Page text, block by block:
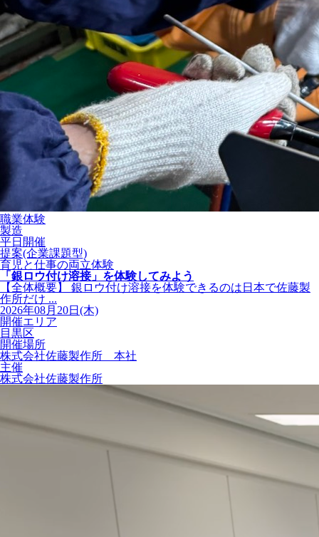
職業体験
製造
平日開催
提案(企業課題型)
育児と仕事の両立体験
「銀ロウ付け溶接」を体験してみよう
【全体概要】 銀ロウ付け溶接を体験できるのは日本で佐藤製
作所だけ ...
2026年08月20日(木)
開催エリア
目黒区
開催場所
株式会社佐藤製作所 本社
主催
株式会社佐藤製作所